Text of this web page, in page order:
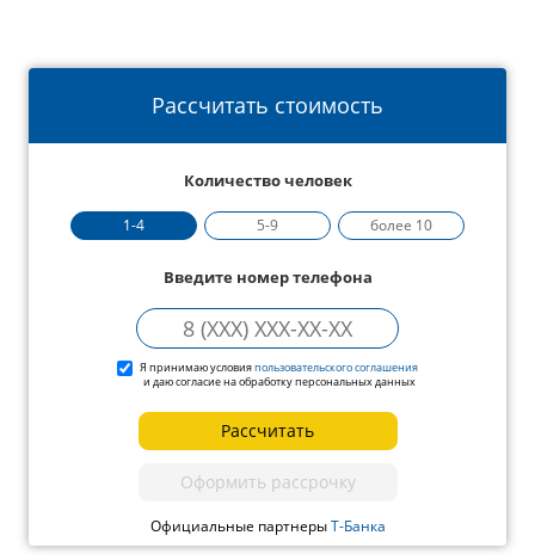
Рассчитать стоимость
Количество человек
1-4 5-9 более 10
Введите номер телефона
Я принимаю условияпользовательского соглашения
и даю согласие на обработку персональных данных
Рассчитать
Оформить рассрочку
Официальные партнерыТ-Банка